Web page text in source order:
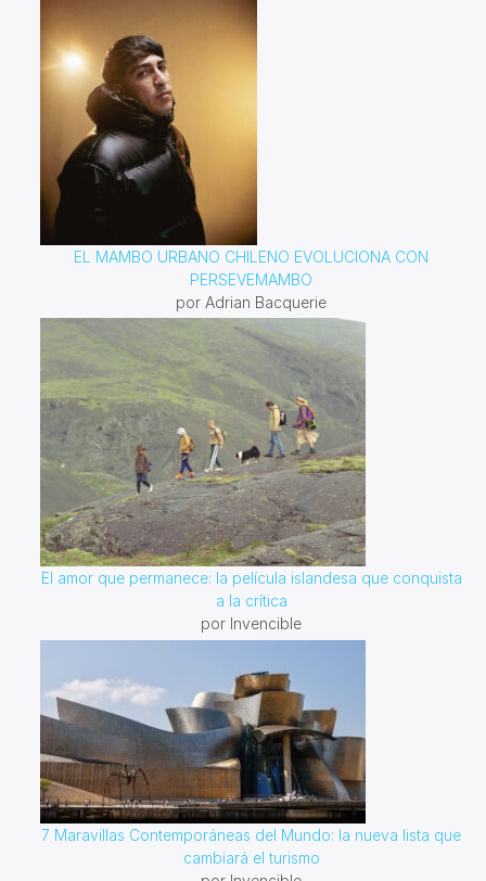
EL MAMBO URBANO CHILENO EVOLUCIONA CON
PERSEVEMAMBO
por Adrian Bacquerie
El amor que permanece: la película islandesa que conquista
a la crítica
por Invencible
7 Maravillas Contemporáneas del Mundo: la nueva lista que
cambiará el turismo